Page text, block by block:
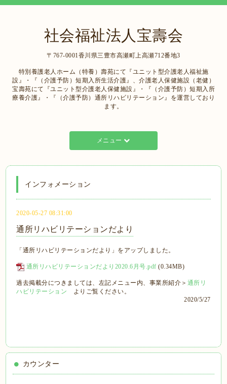
社会福祉法人宝壽会
〒767-0001香川県三豊市高瀬町上高瀬712番地3
特別養護老人ホーム（特養）壽苑にて『ユニット型介護老人福祉施
設』・『（介護予防）短期入所生活介護』、介護老人保健施設（老健）
宝壽苑にて『ユニット型介護老人保健施設』・『（介護予防）短期入所
療養介護』・『（介護予防）通所リハビリテーション』を運営しており
ます。
メニュー
インフォメーション
2020-05-27 08:31:00
通所リハビリテーションだより
「通所リハビリテーションだより」をアップしました。
通所リハビリテーションだより2020.6月号.pdf (0.34MB)
過去掲載分につきましては、左記メニュー内、事業所紹介＞ 通所リ
ハビリテーション よりご覧ください。
2020/5/27
カウンター